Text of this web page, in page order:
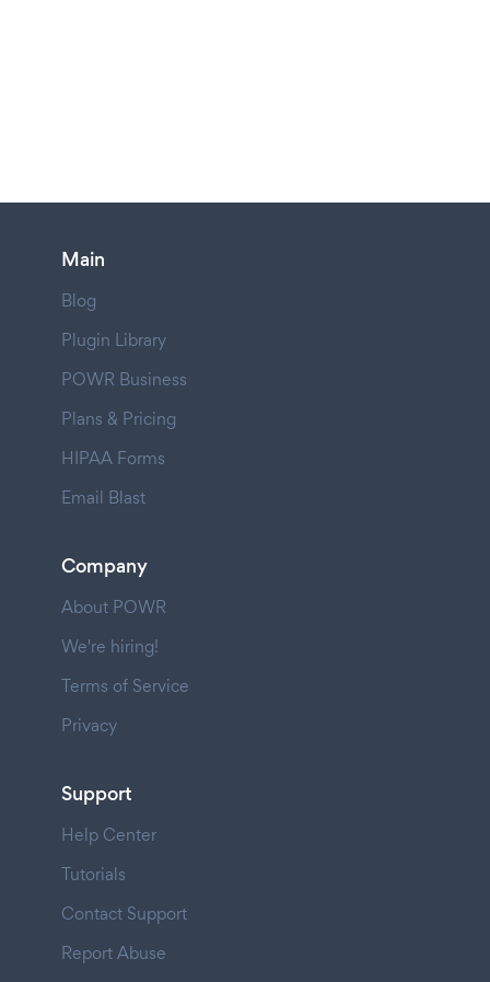
Main
Blog
Plugin Library
POWR Business
Plans & Pricing
HIPAA Forms
Email Blast
Company
About POWR
We're hiring!
Terms of Service
Privacy
Support
Help Center
Tutorials
Contact Support
Report Abuse